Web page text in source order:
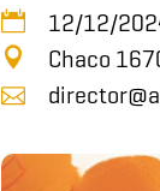
12/12/
Chaco